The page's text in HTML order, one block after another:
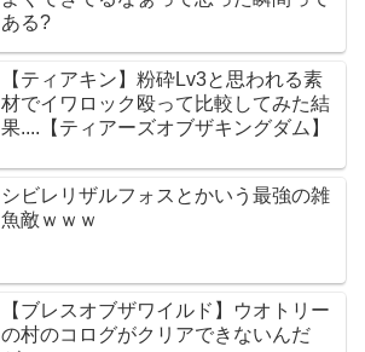
ある?
【ティアキン】粉砕Lv3と思われる素
材でイワロック殴って比較してみた結
果....【ティアーズオブザキングダム】
シビレリザルフォスとかいう最強の雑
魚敵ｗｗｗ
【ブレスオブザワイルド】ウオトリー
の村のコログがクリアできないんだ